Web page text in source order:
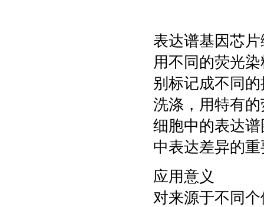
表达谱基因芯
用不同的荧光
别标记成不同
洗涤，用特有
细胞中的表达
中表达差异的
应用意义
对来源于不同